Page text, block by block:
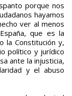
porque nos
hayamos
ver al menos
que es la
la Constitución y,
político y jurídico
ante la injusticia,
y el abuso